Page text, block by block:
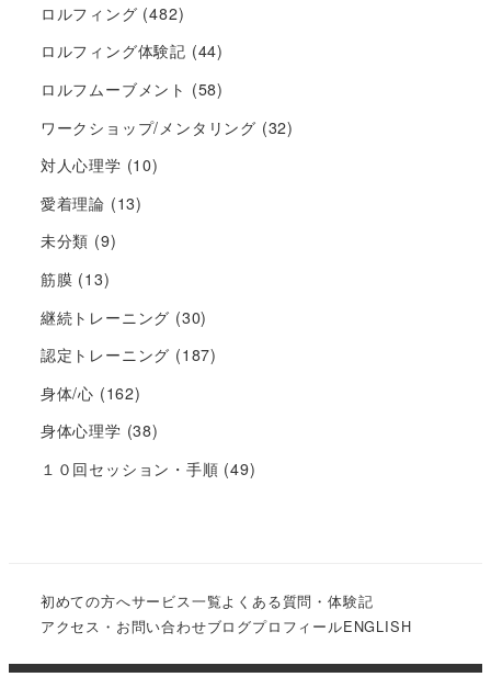
ロルフィング (482)
ロルフィング体験記 (44)
ロルフムーブメント (58)
ワークショップ/メンタリング (32)
対人心理学 (10)
愛着理論 (13)
未分類 (9)
筋膜 (13)
継続トレーニング (30)
認定トレーニング (187)
身体/心 (162)
身体心理学 (38)
１０回セッション・手順 (49)
初めての方へサービス一覧よくある質問・体験記
アクセス・お問い合わせブログプロフィールENGLISH